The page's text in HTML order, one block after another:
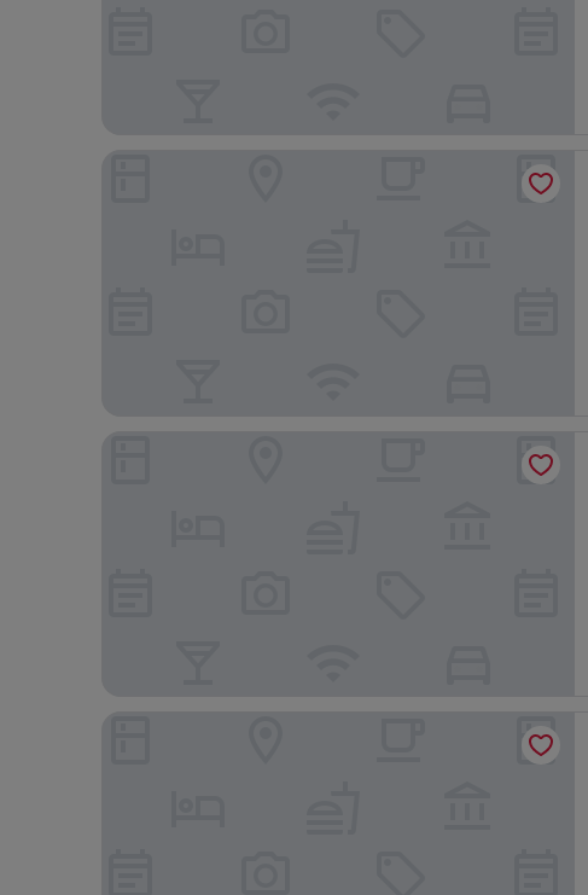
Medieval Motel SPA